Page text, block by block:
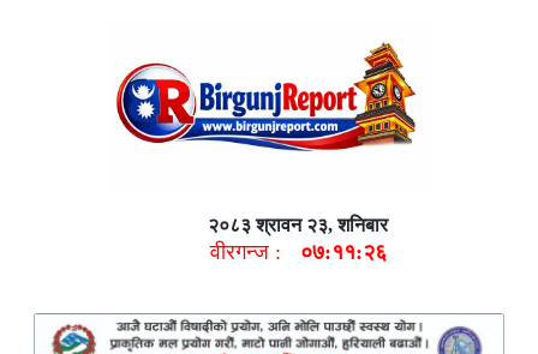
२०८३ श्रावन २३, शनिबार
वीरगन्ज : ०७:११:२७